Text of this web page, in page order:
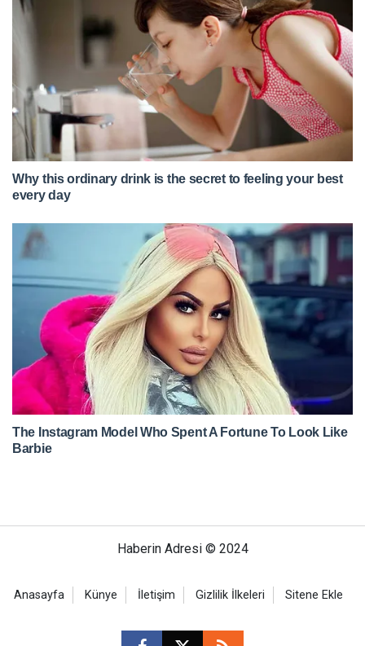
Haberin Adresi © 2024
Anasayfa Künye İletişim Gizlilik İlkeleri Sitene Ekle